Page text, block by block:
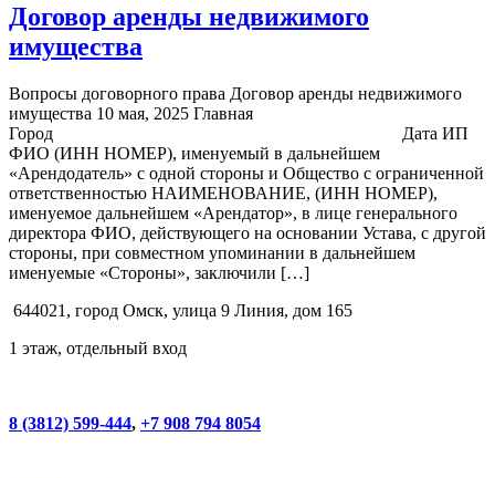
Договор аренды недвижимого
имущества
Вопросы договорного права Договор аренды недвижимого
имущества 10 мая, 2025 Главная
Город Дата ИП
ФИО (ИНН НОМЕР), именуемый в дальнейшем
«Арендодатель» с одной стороны и Общество с ограниченной
ответственностью НАИМЕНОВАНИЕ, (ИНН НОМЕР),
именуемое дальнейшем «Арендатор», в лице генерального
директора ФИО, действующего на основании Устава, с другой
стороны, при совместном упоминании в дальнейшем
именуемые «Стороны», заключили […]
644021, город Омск, улица 9 Линия, дом 165
1 этаж, отдельный вход
8 (3812) 599-444, +7 908 794 8054